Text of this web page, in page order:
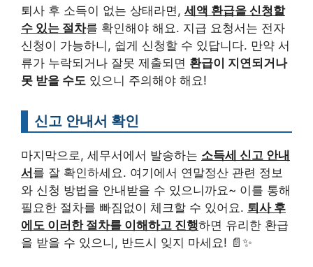
퇴사 후 소득이 없는 상태라면, 세액 환급을 신청할
수 있는 절차를 확인해야 해요. 지급 요청서는 전자
신청이 가능하니, 쉽게 신청할 수 있답니다. 만약 서
류가 누락되거나 잘못 제출되면 환급이 지연되거나
못 받을 수도 있으니 주의해야 해요!
신고 안내서 확인
마지막으로, 세무서에서 발송하는 소득세 신고 안내
서 를 잘 확인하세요. 여기에서 연말정산 관련 정보
와 신청 방법을 안내받을 수 있으니까요~ 이를 통해
필요한 절차를 빠짐없이 체크할 수 있어요. 퇴사 후
에도 이러한 절차를 이해하고 진행하면 유리한 환급
을 받을 수 있으니, 반드시 잊지 마세요! 📄✨